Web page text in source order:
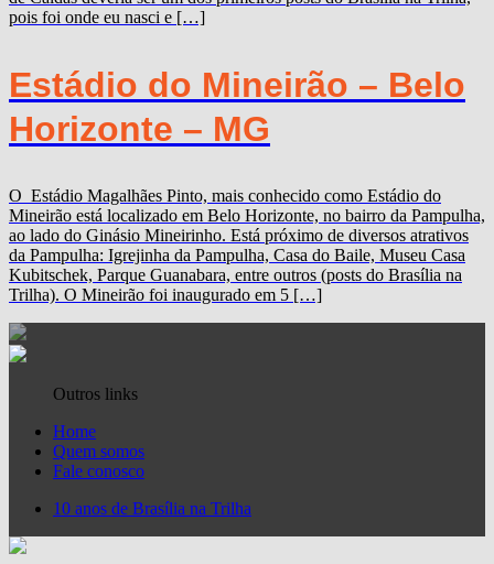
pois foi onde eu nasci e […]
Estádio do Mineirão – Belo
Horizonte – MG
O Estádio Magalhães Pinto, mais conhecido como Estádio do
Mineirão está localizado em Belo Horizonte, no bairro da Pampulha,
ao lado do Ginásio Mineirinho. Está próximo de diversos atrativos
da Pampulha: Igrejinha da Pampulha, Casa do Baile, Museu Casa
Kubitschek, Parque Guanabara, entre outros (posts do Brasília na
Trilha). O Mineirão foi inaugurado em 5 […]
Outros links
Home
Quem somos
Fale conosco
10 anos de Brasília na Trilha